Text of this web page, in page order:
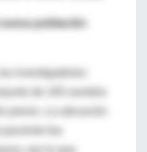
población
investigadores